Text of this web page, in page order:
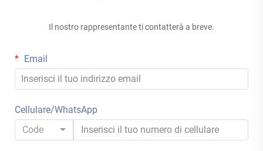
Il nostro rappresentante ti contatterà a breve.
Email
Cellulare/WhatsApp
Code